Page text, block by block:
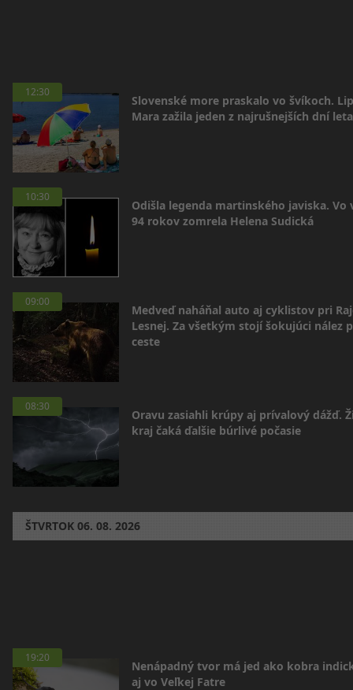
12:30
Slovenské more praskalo vo švíkoch.
Mara zažila jeden z najrušnejších dní leta
10:30
Odišla legenda martinského javiska. Vo
94 rokov zomrela Helena Sudická
09:00
Medveď naháňal auto aj cyklistov pri
Lesnej. Za všetkým stojí šokujúci nález
ceste
08:30
Oravu zasiahli krúpy aj prívalový dážď.
kraj čaká ďalšie búrlivé počasie
ŠTVRTOK 06. 08. 2026
19:20
Nenápadný tvor má jed ako kobra
aj vo Veľkej Fatre